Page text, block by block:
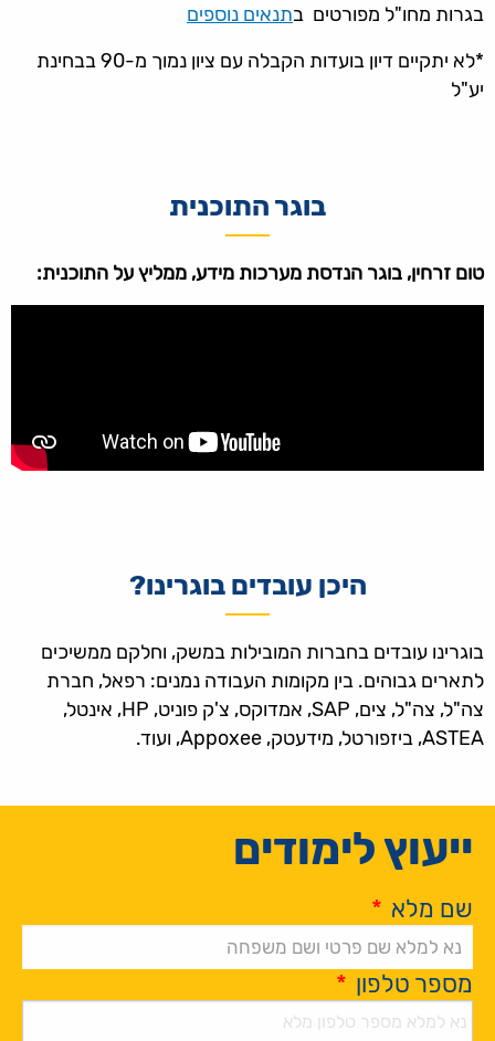
בגרות מחו"ל מפורטים בתנאים נוספים
*לא יתקיים דיון בועדות הקבלה עם ציון נמוך מ-90 בבחינת
יע"ל
בוגר התוכנית
טום זרחין, בוגר הנדסת מערכות מידע, ממליץ על התוכנית:
היכן עובדים בוגרינו?
בוגרינו עובדים בחברות המובילות במשק, וחלקם ממשיכים
לתארים גבוהים. בין מקומות העבודה נמנים: רפאל, חברת
צה"ל, צה"ל, צים, SAP, אמדוקס, צ'ק פוניט, HP, אינטל,
ASTEA, ביזפורטל, מידעטק, Appoxee, ועוד.
ייעוץ לימודים
שם מלא *
מספר טלפון *